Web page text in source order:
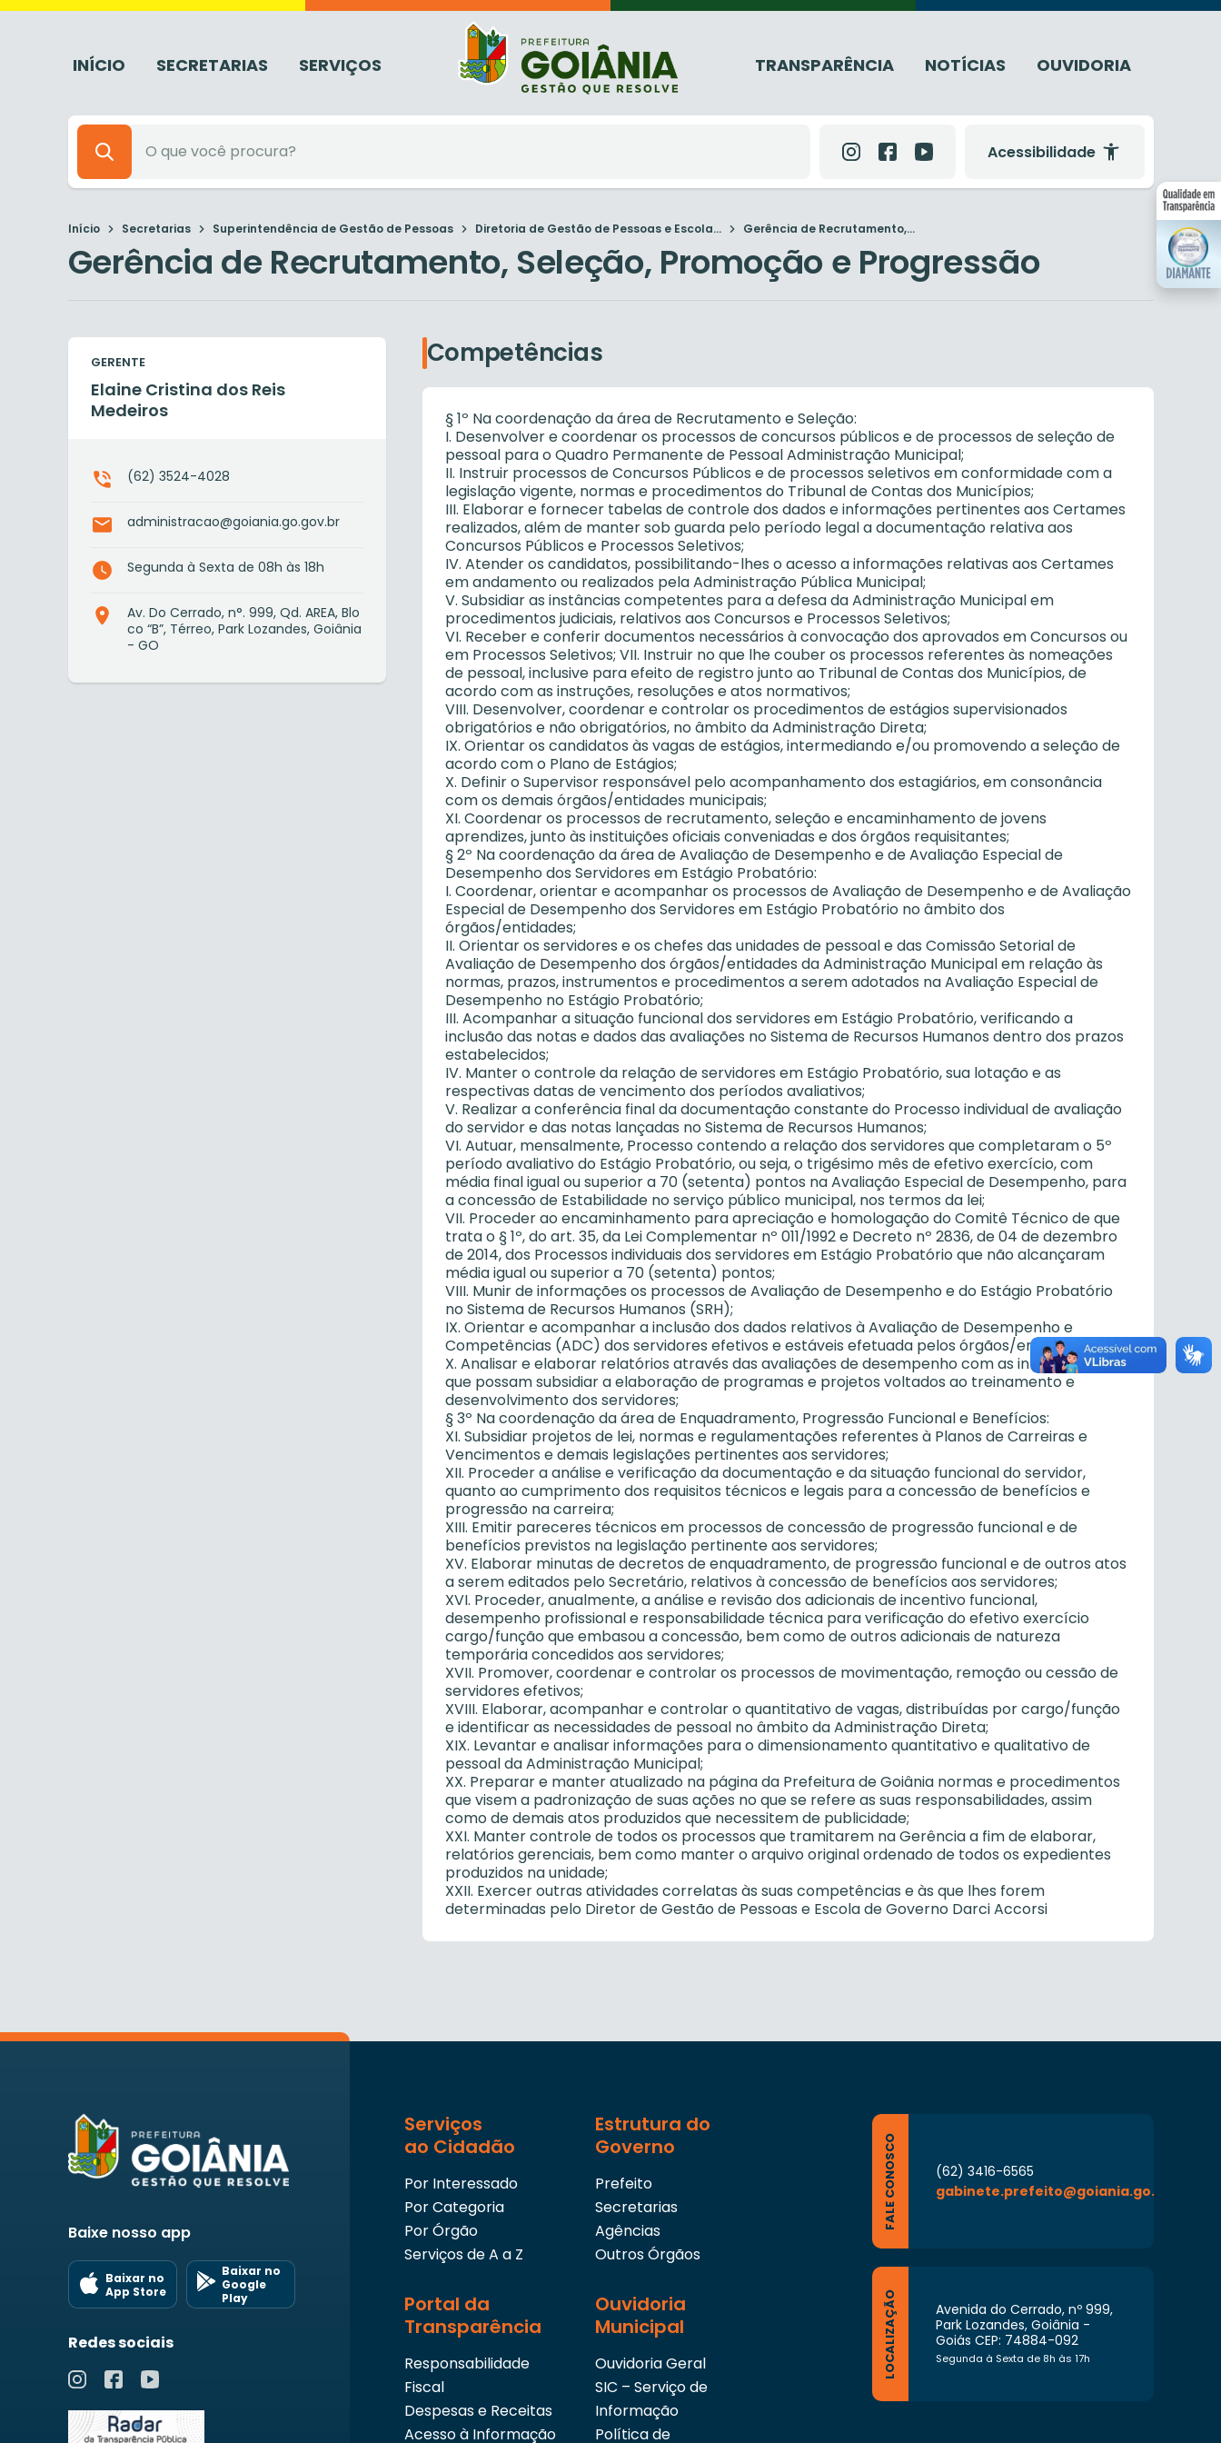
INÍCIO SECRETARIAS SERVIÇOS TRANSPARÊNCIA NOTÍCIAS OUVIDORIA
Acessibilidade
Início Secretarias Superintendência de Gestão de Pessoas Diretoria de Gestão de Pessoas e Escola... Gerência de Recrutamento,...
Gerência de Recrutamento, Seleção, Promoção e Progressão
GERENTE
Elaine Cristina dos Reis
Medeiros
(62) 3524-4028
administracao@goiania.go.gov.br
Segunda à Sexta de 08h às 18h
Av. Do Cerrado, n°. 999, Qd. AREA, Blo
co “B”, Térreo, Park Lozandes, Goiânia
- GO
Competências
§ 1º Na coordenação da área de Recrutamento e Seleção:
I. Desenvolver e coordenar os processos de concursos públicos e de processos de seleção de
pessoal para o Quadro Permanente de Pessoal Administração Municipal;
II. Instruir processos de Concursos Públicos e de processos seletivos em conformidade com a
legislação vigente, normas e procedimentos do Tribunal de Contas dos Municípios;
III. Elaborar e fornecer tabelas de controle dos dados e informações pertinentes aos Certames
realizados, além de manter sob guarda pelo período legal a documentação relativa aos
Concursos Públicos e Processos Seletivos;
IV. Atender os candidatos, possibilitando-lhes o acesso a informações relativas aos Certames
em andamento ou realizados pela Administração Pública Municipal;
V. Subsidiar as instâncias competentes para a defesa da Administração Municipal em
procedimentos judiciais, relativos aos Concursos e Processos Seletivos;
VI. Receber e conferir documentos necessários à convocação dos aprovados em Concursos ou
em Processos Seletivos; VII. Instruir no que lhe couber os processos referentes às nomeações
de pessoal, inclusive para efeito de registro junto ao Tribunal de Contas dos Municípios, de
acordo com as instruções, resoluções e atos normativos;
VIII. Desenvolver, coordenar e controlar os procedimentos de estágios supervisionados
obrigatórios e não obrigatórios, no âmbito da Administração Direta;
IX. Orientar os candidatos às vagas de estágios, intermediando e/ou promovendo a seleção de
acordo com o Plano de Estágios;
X. Definir o Supervisor responsável pelo acompanhamento dos estagiários, em consonância
com os demais órgãos/entidades municipais;
XI. Coordenar os processos de recrutamento, seleção e encaminhamento de jovens
aprendizes, junto às instituições oficiais conveniadas e dos órgãos requisitantes;
§ 2º Na coordenação da área de Avaliação de Desempenho e de Avaliação Especial de
Desempenho dos Servidores em Estágio Probatório:
I. Coordenar, orientar e acompanhar os processos de Avaliação de Desempenho e de Avaliação
Especial de Desempenho dos Servidores em Estágio Probatório no âmbito dos
órgãos/entidades;
II. Orientar os servidores e os chefes das unidades de pessoal e das Comissão Setorial de
Avaliação de Desempenho dos órgãos/entidades da Administração Municipal em relação às
normas, prazos, instrumentos e procedimentos a serem adotados na Avaliação Especial de
Desempenho no Estágio Probatório;
III. Acompanhar a situação funcional dos servidores em Estágio Probatório, verificando a
inclusão das notas e dados das avaliações no Sistema de Recursos Humanos dentro dos prazos
estabelecidos;
IV. Manter o controle da relação de servidores em Estágio Probatório, sua lotação e as
respectivas datas de vencimento dos períodos avaliativos;
V. Realizar a conferência final da documentação constante do Processo individual de avaliação
do servidor e das notas lançadas no Sistema de Recursos Humanos;
VI. Autuar, mensalmente, Processo contendo a relação dos servidores que completaram o 5º
período avaliativo do Estágio Probatório, ou seja, o trigésimo mês de efetivo exercício, com
média final igual ou superior a 70 (setenta) pontos na Avaliação Especial de Desempenho, para
a concessão de Estabilidade no serviço público municipal, nos termos da lei;
VII. Proceder ao encaminhamento para apreciação e homologação do Comitê Técnico de que
trata o § 1º, do art. 35, da Lei Complementar nº 011/1992 e Decreto nº 2836, de 04 de dezembro
de 2014, dos Processos individuais dos servidores em Estágio Probatório que não alcançaram
média igual ou superior a 70 (setenta) pontos;
VIII. Munir de informações os processos de Avaliação de Desempenho e do Estágio Probatório
no Sistema de Recursos Humanos (SRH);
IX. Orientar e acompanhar a inclusão dos dados relativos à Avaliação de Desempenho e
Competências (ADC) dos servidores efetivos e estáveis efetuada pelos órgãos/entidades;
X. Analisar e elaborar relatórios através das avaliações de desempenho com as informações
que possam subsidiar a elaboração de programas e projetos voltados ao treinamento e
desenvolvimento dos servidores;
§ 3º Na coordenação da área de Enquadramento, Progressão Funcional e Benefícios:
XI. Subsidiar projetos de lei, normas e regulamentações referentes à Planos de Carreiras e
Vencimentos e demais legislações pertinentes aos servidores;
XII. Proceder a análise e verificação da documentação e da situação funcional do servidor,
quanto ao cumprimento dos requisitos técnicos e legais para a concessão de benefícios e
progressão na carreira;
XIII. Emitir pareceres técnicos em processos de concessão de progressão funcional e de
benefícios previstos na legislação pertinente aos servidores;
XV. Elaborar minutas de decretos de enquadramento, de progressão funcional e de outros atos
a serem editados pelo Secretário, relativos à concessão de benefícios aos servidores;
XVI. Proceder, anualmente, a análise e revisão dos adicionais de incentivo funcional,
desempenho profissional e responsabilidade técnica para verificação do efetivo exercício
cargo/função que embasou a concessão, bem como de outros adicionais de natureza
temporária concedidos aos servidores;
XVII. Promover, coordenar e controlar os processos de movimentação, remoção ou cessão de
servidores efetivos;
XVIII. Elaborar, acompanhar e controlar o quantitativo de vagas, distribuídas por cargo/função
e identificar as necessidades de pessoal no âmbito da Administração Direta;
XIX. Levantar e analisar informações para o dimensionamento quantitativo e qualitativo de
pessoal da Administração Municipal;
XX. Preparar e manter atualizado na página da Prefeitura de Goiânia normas e procedimentos
que visem a padronização de suas ações no que se refere as suas responsabilidades, assim
como de demais atos produzidos que necessitem de publicidade;
XXI. Manter controle de todos os processos que tramitarem na Gerência a fim de elaborar,
relatórios gerenciais, bem como manter o arquivo original ordenado de todos os expedientes
produzidos na unidade;
XXII. Exercer outras atividades correlatas às suas competências e às que lhes forem
determinadas pelo Diretor de Gestão de Pessoas e Escola de Governo Darci Accorsi
Baixe nosso app
Baixar no
App Store
Baixar no
Google
Play
Redes sociais
Serviços
ao Cidadão
Por Interessado
Por Categoria
Por Órgão
Serviços de A a Z
Estrutura do
Governo
Prefeito
Secretarias
Agências
Outros Órgãos
Portal da
Transparência
Responsabilidade
Fiscal
Despesas e Receitas
Acesso à Informação
Ouvidoria
Municipal
Ouvidoria Geral
SIC – Serviço de
Informação
Política de
FALE CONOSCO
(62) 3416-6565
gabinete.prefeito@goiania.go.gov.br
LOCALIZAÇÃO
Avenida do Cerrado, nº 999,
Park Lozandes, Goiânia -
Goiás CEP: 74884-092
Segunda à Sexta de 8h às 17h